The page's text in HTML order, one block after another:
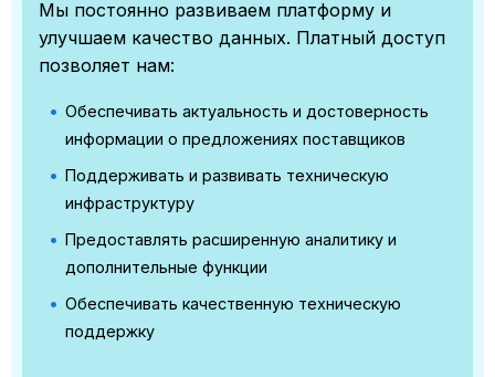
Мы постоянно развиваем платформу и
улучшаем качество данных. Платный доступ
позволяет нам:
Обеспечивать актуальность и достоверность
информации о предложениях поставщиков
Поддерживать и развивать техническую
инфраструктуру
Предоставлять расширенную аналитику и
дополнительные функции
Обеспечивать качественную техническую
поддержку